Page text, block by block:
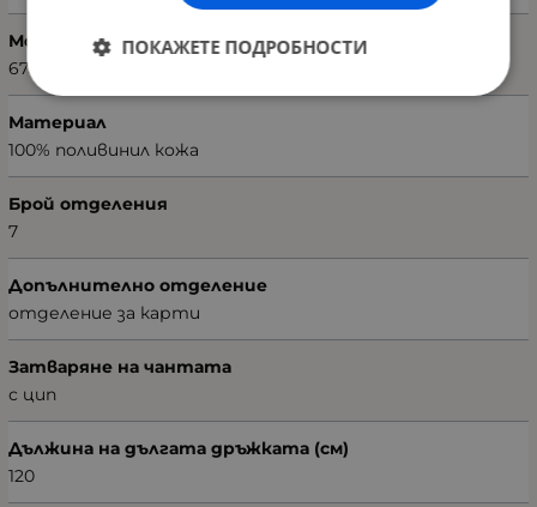
Модел чанта
673JCT1377
Материал
100% поливинил кожа
Брой отделения
7
Допълнително отделение
отделение за карти
Затваряне на чантата
с цип
Дължина на дългата дръжката (см)
120
ПОКАЖЕТЕ ПОДРОБНОСТИ